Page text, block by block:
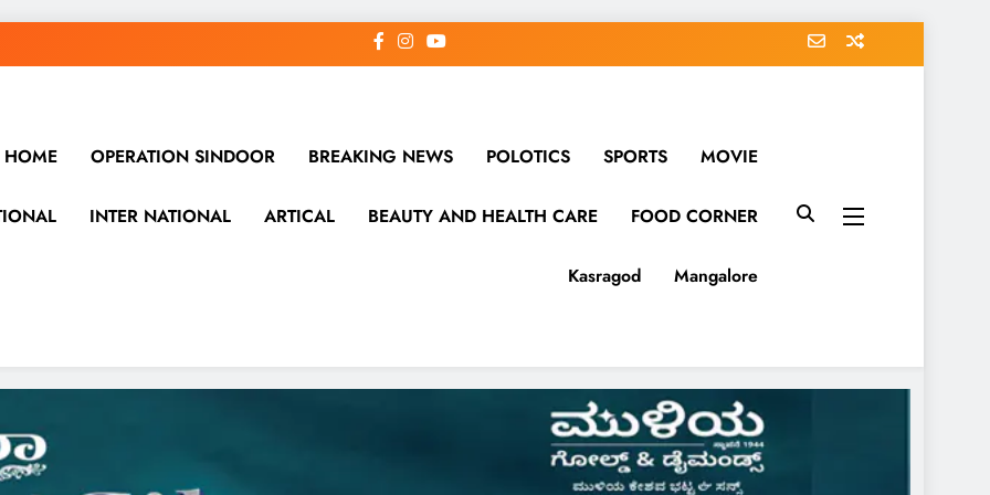
HOME OPERATION SINDOOR BREAKING NEWS POLOTICS SPORTS MOVIE
INTER NATIONAL ARTICAL BEAUTY AND HEALTH CARE FOOD CORNER
Kasragod Mangalore